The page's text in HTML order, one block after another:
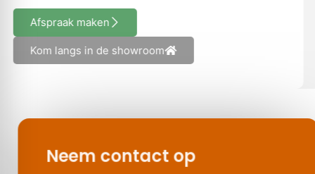
Afspraak maken
Kom langs in de showroom
Neem contact op